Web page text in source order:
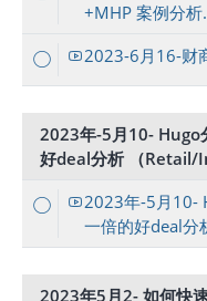
+MHP 案例分
2023-6月16-财
2023年-5月10- Hugo
好deal分析 （Retail/
2023年-5月10-
一倍的好deal
2023年5月2- 如何快